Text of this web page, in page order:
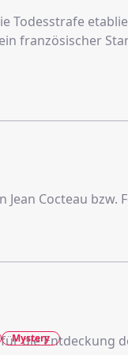
Todesstrafe
französischer
Cocteau bzw.
die Entdeckung
Mystery